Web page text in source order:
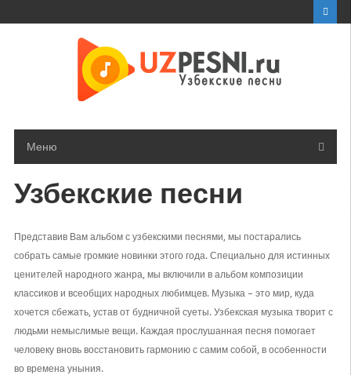
Меню
Узбекские песни
Представив Вам альбом с узбекскими песнями, мы постарались
собрать самые громкие новинки этого года. Специально для истинных
ценителей народного жанра, мы включили в альбом композиции
классиков и всеобщих народных любимцев. Музыка – это мир, куда
хочется сбежать, устав от будничной суеты. Узбекская музыка творит с
людьми немыслимые вещи. Каждая прослушанная песня помогает
человеку вновь восстановить гармонию с самим собой, в особенности
во времена уныния.